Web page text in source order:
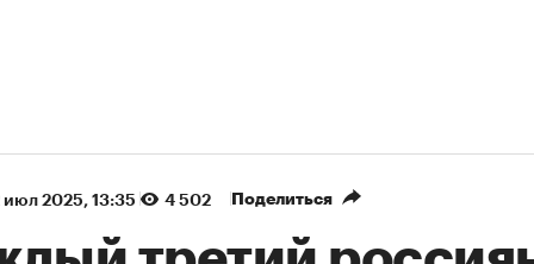
июл 2025, 13:35 4 502 Поделиться